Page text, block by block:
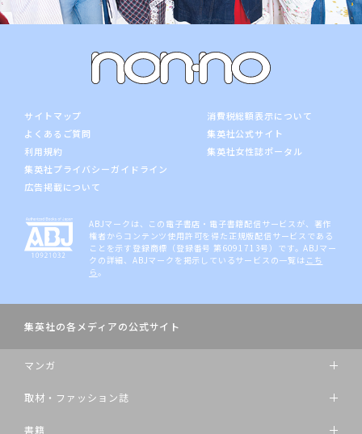
サイトマップ
よくあるご質問
利用規約
集英社プライバシーガイドライン
広告掲載について
消費税総額表示について
集英社公式サイト
集英社女性誌ポータル
ABJマークは、この電子書店・電子書籍配信サービスが、著作
権者からコンテンツ使用許可を得た正規版配信サービスである
ことを示す登録商標（登録番号 第6091713号）です。ABJマー
クの詳細、ABJマークを掲示しているサービスの一覧は こち
ら。
集英社の各メディアの公式サイト
マンガ
取材・ファッション誌
書籍